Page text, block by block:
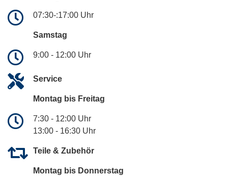
07:30-:17:00 Uhr
Samstag
9:00 - 12:00 Uhr
Service
Montag bis Freitag
7:30 - 12:00 Uhr
13:00 - 16:30 Uhr
Teile & Zubehör
Montag bis Donnerstag